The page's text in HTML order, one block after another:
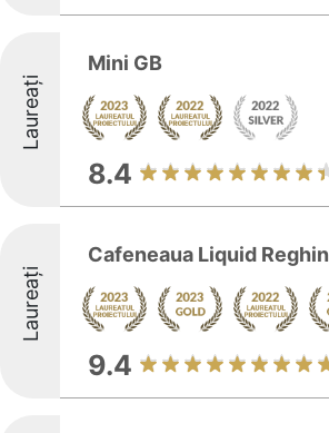
Laureați
Mini GB
8.4
Laureați
Cafeneaua Liquid Reghin
9.4